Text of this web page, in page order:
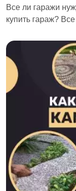
Все ли гаражи
купить гараж?